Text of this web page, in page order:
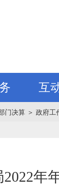
互
门决算 ＞ 政府工
年